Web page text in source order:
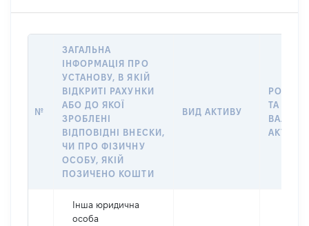
№
ЗАГАЛЬНА
ІНФОРМАЦІЯ ПРО
УСТАНОВУ, В ЯКІЙ
ВІДКРИТІ РАХУНКИ
АБО ДО ЯКОЇ
ЗРОБЛЕНІ
ВІДПОВІДНІ ВНЕСКИ,
ЧИ ПРО ФІЗИЧНУ
ОСОБУ, ЯКІЙ
ПОЗИЧЕНО КОШТИ
ВИД АКТИВУ
РОЗМІР
ТА
ВАЛЮТА
АКТИВУ
Інша юридична
особа